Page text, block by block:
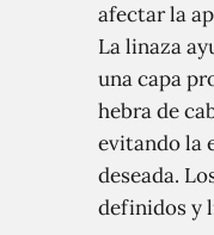
afectar la
La linaza
una capa
hebra de
evitando la
deseada.
definidos y